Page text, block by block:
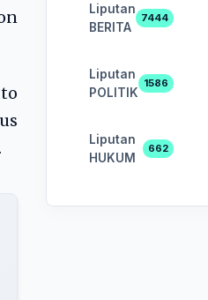
Liputan
BERITA
7444
Liputan
POLITIK
1586
Liputan
HUKUM
662